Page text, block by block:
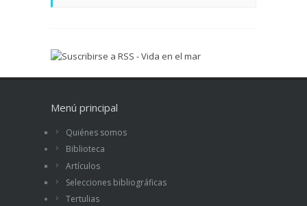
Menú principal
Quiénes somos
Biblioteca
Artículos
Selecciones bibliográficas
Tertulias